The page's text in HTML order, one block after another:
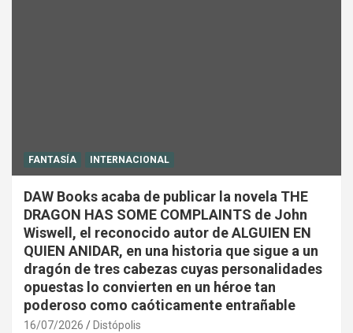
FANTASÍA INTERNACIONAL
DAW Books acaba de publicar la novela THE
DRAGON HAS SOME COMPLAINTS de John
Wiswell, el reconocido autor de ALGUIEN EN
QUIEN ANIDAR, en una historia que sigue a un
dragón de tres cabezas cuyas personalidades
opuestas lo convierten en un héroe tan
poderoso como caóticamente entrañable
16/07/2026 Distópolis